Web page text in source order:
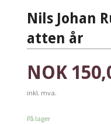
Nils Johan
atten år
Pris
NOK
inkl. mva.
På lager